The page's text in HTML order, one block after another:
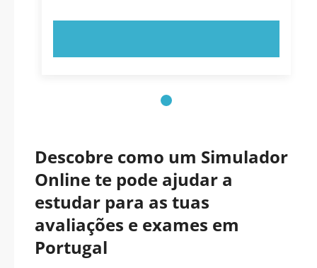
Descobre como um Simulador
Online te pode ajudar a
estudar para as tuas
avaliações e exames em
Portugal